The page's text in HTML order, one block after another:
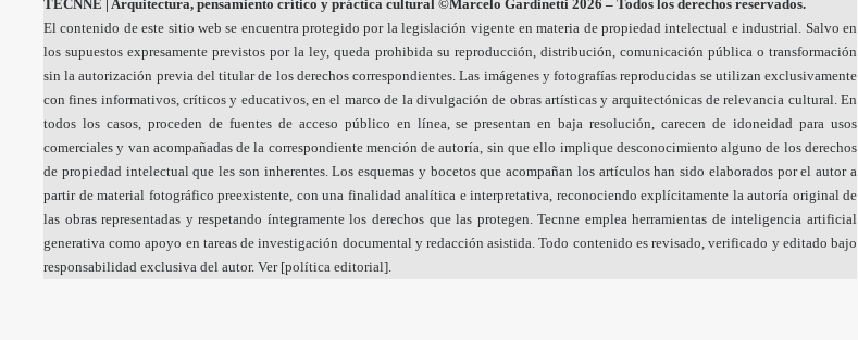
TECNNE | Arquitectura, pensamiento crítico y práctica cultural ©Marcelo Gardinetti 2026 – Todos los derechos reservados.
El contenido de este sitio web se encuentra protegido por la legislación vigente en materia de propiedad intelectual e industrial. Salvo en
los supuestos expresamente previstos por la ley, queda prohibida su reproducción, distribución, comunicación pública o transformación
sin la autorización previa del titular de los derechos correspondientes. Las imágenes y fotografías reproducidas se utilizan exclusivamente
con fines informativos, críticos y educativos, en el marco de la divulgación de obras artísticas y arquitectónicas de relevancia cultural. En
todos los casos, proceden de fuentes de acceso público en línea, se presentan en baja resolución, carecen de idoneidad para usos
comerciales y van acompañadas de la correspondiente mención de autoría, sin que ello implique desconocimiento alguno de los derechos
de propiedad intelectual que les son inherentes. Los esquemas y bocetos que acompañan los artículos han sido elaborados por el autor a
partir de material fotográfico preexistente, con una finalidad analítica e interpretativa, reconociendo explícitamente la autoría original de
las obras representadas y respetando íntegramente los derechos que las protegen. Tecnne emplea herramientas de inteligencia artificial
generativa como apoyo en tareas de investigación documental y redacción asistida. Todo contenido es revisado, verificado y editado bajo
responsabilidad exclusiva del autor. Ver [política editorial].